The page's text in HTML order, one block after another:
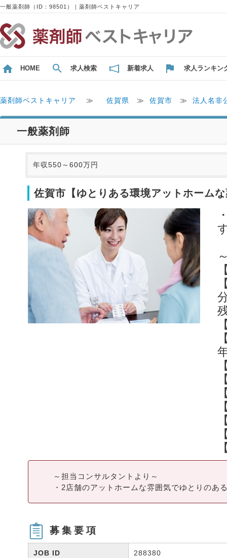
一般薬剤師（ID：98501）｜薬剤師ベストキャリア
HOME 求人検索 新着求人 求人ランキン
薬剤師ベストキャリア ≫ 佐賀県 ≫ 佐賀市 ≫ 法人名非
一般薬剤師
年収550～600万円
佐賀市【ゆとりある環境アットホーム
～担当コンサルタントより～
・2店舗のアットホームな雰囲気でゆとりのあ
募集要項
JOB ID 288380